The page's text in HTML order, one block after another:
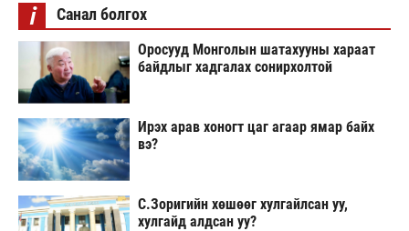
i Санал болгох
Оросууд Монголын шатахууны хараат
байдлыг хадгалах сонирхолтой
Ирэх арав хоногт цаг агаар ямар байх
вэ?
С.Зоригийн хөшөөг хулгайлсан уу,
хулгайд алдсан уу?